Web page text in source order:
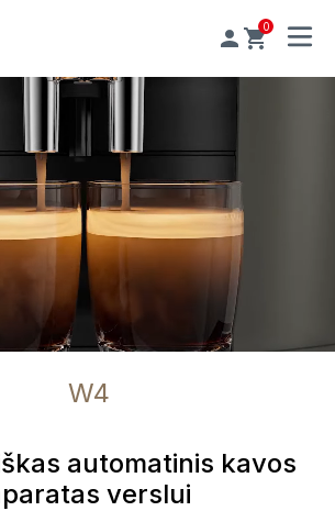
0
MENU
W4
automatinis kavos
verslui